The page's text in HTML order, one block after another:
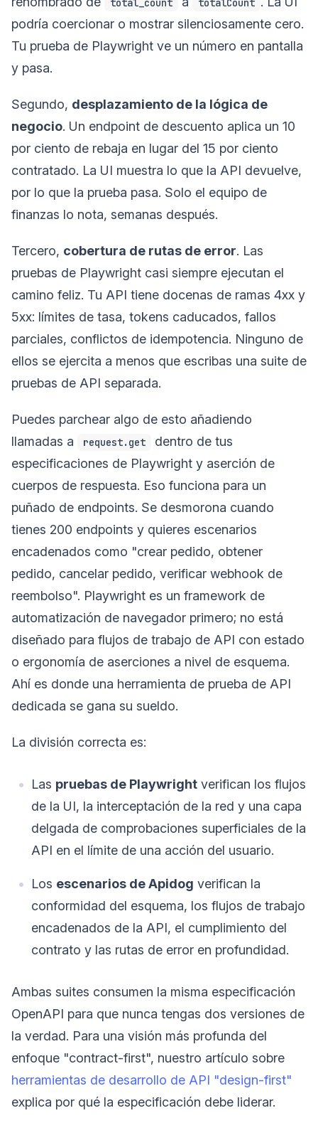
total_count totalCount
podría coercionar o mostrar silenciosamente cero.
Tu prueba de Playwright ve un número en pantalla
y pasa.
Segundo, desplazamiento de la lógica de
negocio. Un endpoint de descuento aplica un 10
por ciento de rebaja en lugar del 15 por ciento
contratado. La UI muestra lo que la API devuelve,
por lo que la prueba pasa. Solo el equipo de
finanzas lo nota, semanas después.
Tercero, cobertura de rutas de error. Las
pruebas de Playwright casi siempre ejecutan el
camino feliz. Tu API tiene docenas de ramas 4xx y
5xx: límites de tasa, tokens caducados, fallos
parciales, conflictos de idempotencia. Ninguno de
ellos se ejercita a menos que escribas una suite de
pruebas de API separada.
Puedes parchear algo de esto añadiendo
llamadas a
request.get
dentro de tus
especificaciones de Playwright y aserción de
cuerpos de respuesta. Eso funciona para un
puñado de endpoints. Se desmorona cuando
tienes 200 endpoints y quieres escenarios
encadenados como "crear pedido, obtener
pedido, cancelar pedido, verificar webhook de
reembolso". Playwright es un framework de
automatización de navegador primero; no está
diseñado para flujos de trabajo de API con estado
o ergonomía de aserciones a nivel de esquema.
Ahí es donde una herramienta de prueba de API
dedicada se gana su sueldo.
La división correcta es:
Las pruebas de Playwright verifican los flujos
de la UI, la interceptación de la red y una capa
delgada de comprobaciones superficiales de la
API en el límite de una acción del usuario.
Los escenarios de Apidog verifican la
conformidad del esquema, los flujos de trabajo
encadenados de la API, el cumplimiento del
contrato y las rutas de error en profundidad.
Ambas suites consumen la misma especificación
OpenAPI para que nunca tengas dos versiones de
la verdad. Para una visión más profunda del
enfoque "contract-first", nuestro artículo sobre
herramientas de desarrollo de API "design-first"
explica por qué la especificación debe liderar.